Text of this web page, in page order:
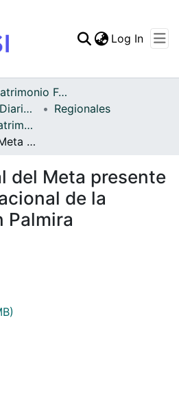
Statistics
Log In
Archivo del Patrimonio Fotográfico y Fílmico del Valle del Cauca
Fondo Fotográfico Diario Occidente
Regionales
FFDO - Palmira - Patrimonial
Grupo musical del Meta presente en la Fiesta Nacional de la Agricultura en Palmira
del Meta presente
de la
Palmira